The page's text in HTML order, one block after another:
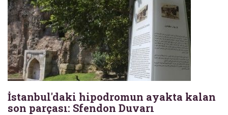
İstanbul'daki hipodromun ayakta kalan
son parçası: Sfendon Duvarı